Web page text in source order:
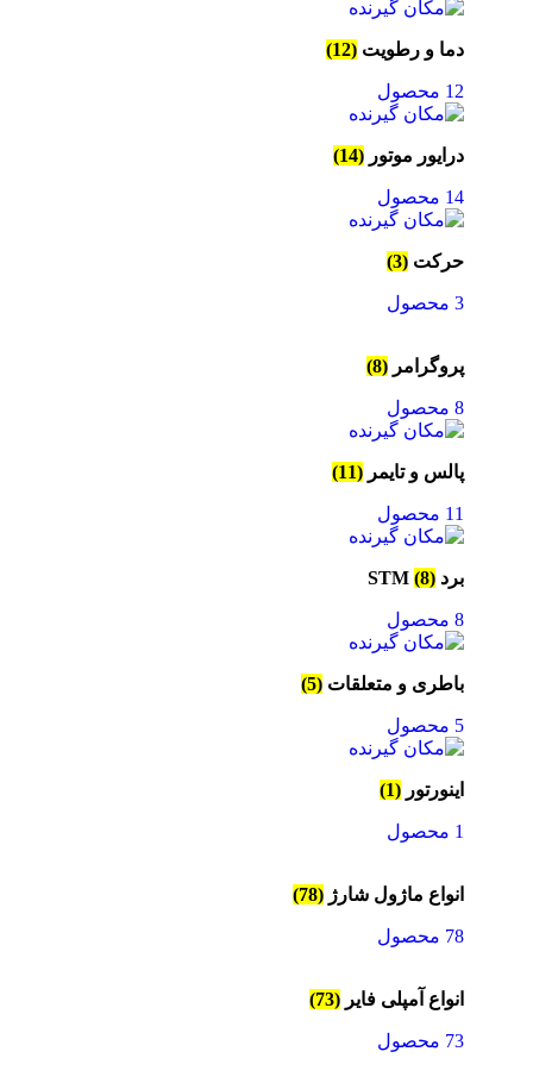
دما و رطویت (12)
12 محصول
درایور موتور (14)
14 محصول
حرکت (3)
3 محصول
پروگرامر (8)
8 محصول
پالس و تایمر (11)
11 محصول
برد STM (8)
8 محصول
باطری و متعلقات (5)
5 محصول
اینورتور (1)
1 محصول
انواع ماژول شارژ (78)
78 محصول
انواع آمپلی فایر (73)
73 محصول